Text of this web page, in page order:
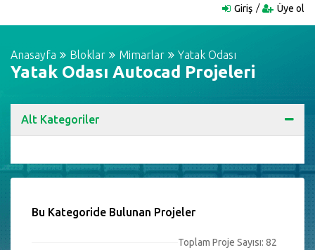
Giriş Üye ol
Anasayfa Bloklar Mimarlar Yatak Odası
Yatak Odası Autocad Projeleri
Alt Kategoriler
Bu Kategoride Bulunan Projeler
Toplam Proje Sayısı: 82